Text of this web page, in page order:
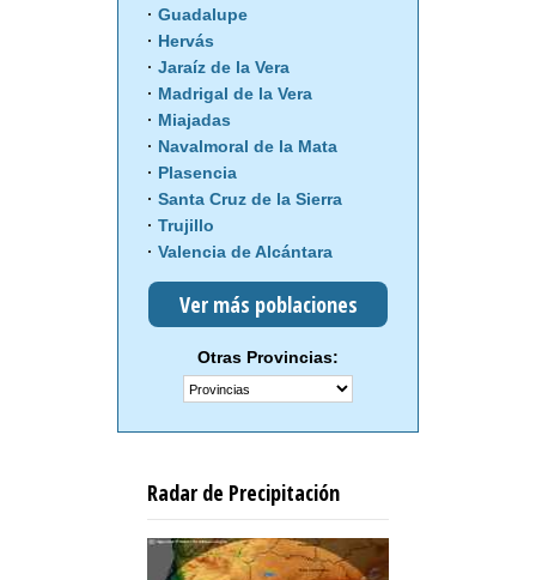
Guadalupe
Hervás
Jaraíz de la Vera
Madrigal de la Vera
Miajadas
Navalmoral de la Mata
Plasencia
Santa Cruz de la Sierra
Trujillo
Valencia de Alcántara
Ver más poblaciones
Otras Provincias:
Radar de Precipitación